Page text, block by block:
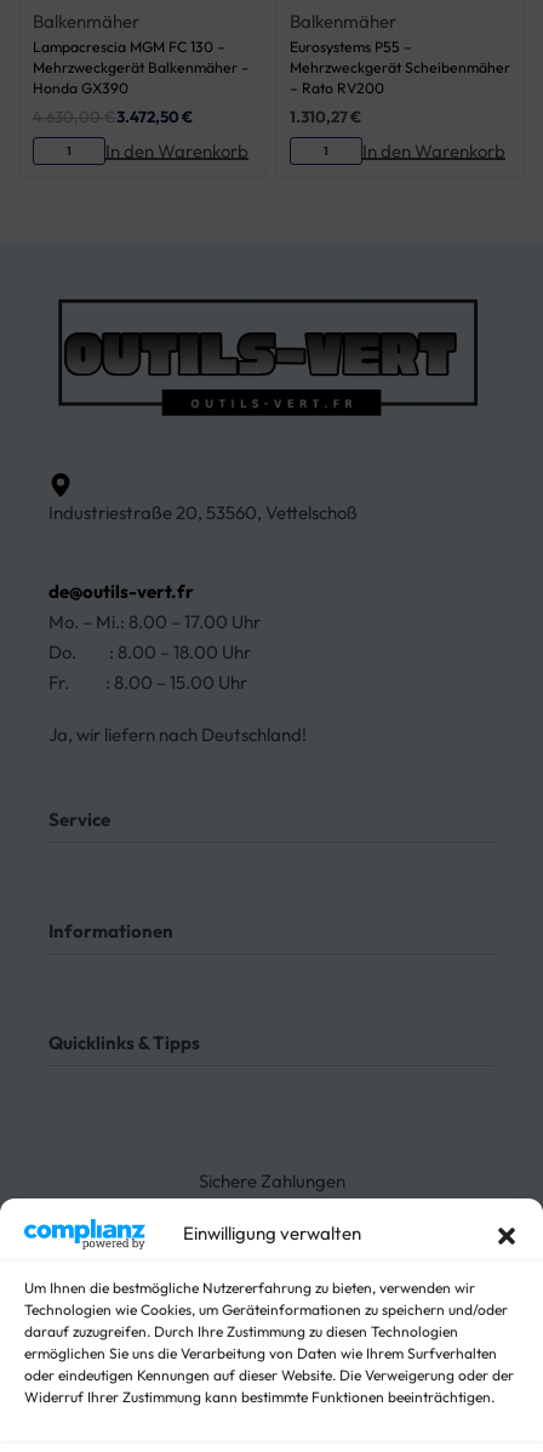
Einwilligung verwalten
Um Ihnen die bestmögliche Nutzererfahrung zu bieten, verwenden wir
Technologien wie Cookies, um Geräteinformationen zu speichern und/oder
darauf zuzugreifen. Durch Ihre Zustimmung zu diesen Technologien
ermöglichen Sie uns die Verarbeitung von Daten wie Ihrem Surfverhalten
oder eindeutigen Kennungen auf dieser Website. Die Verweigerung oder der
Widerruf Ihrer Zustimmung kann bestimmte Funktionen beeinträchtigen.
Balkenmäher
Lampacrescia MGM FC 130 –
Mehrzweckgerät Balkenmäher –
Honda GX390
4.630,00€3.472,50€
In den Warenkorb
Balkenmäher
Eurosystems P55 –
Mehrzweckgerät Scheibenmäher
– Rato RV200
1.310,27€
In den Warenkorb
Industriestraße 20, 53560, Vettelschoß
de@outils-vert.fr
Mo. – Mi.: 8.00 – 17.00 Uhr
Do. : 8.00 – 18.00 Uhr
Fr. : 8.00 – 15.00 Uhr
Ja, wir liefern nach Deutschland!
Service
Meine Bestellungen
Informationen
Impressum
Quicklinks & Tipps
Anhänger
Arbeitsbühnen Anhänger
Arbeitsmaschinen
Autotrailer
Autotrailer geschlossen
Baumaschinen
Für Fahrzeuge
Hochlader
Sichere Zahlungen